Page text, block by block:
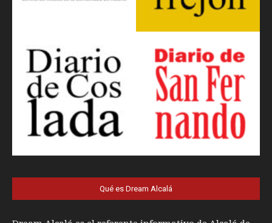
Qué es Dream Alcalá